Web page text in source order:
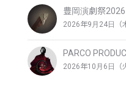
豊岡演劇祭
2026年9月24日（
PARCO
2026年10月6日（